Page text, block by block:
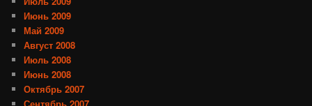
Июнь 2009
Май 2009
Август 2008
Июль 2008
Июнь 2008
Октябрь 2007
Сентябрь 2007